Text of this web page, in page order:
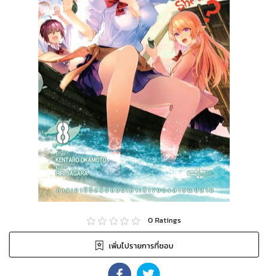
0 Ratings
เพิ่มไปรายการที่ชอบ